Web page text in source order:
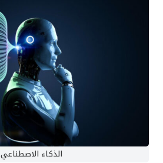
الذكاء الاصطناعي